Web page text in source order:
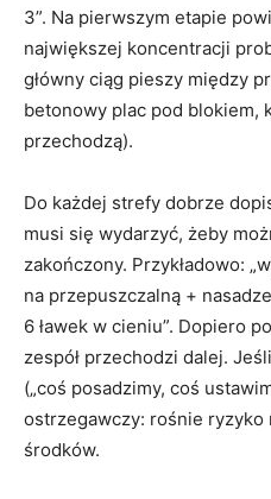
3”. Na pierwszym etapie
największej koncentracji
główny ciąg pieszy między
betonowy plac pod blokiem,
przechodzą).
Do każdej strefy dobrze
musi się wydarzyć, żeby
zakończony. Przykładowo:
na przepuszczalną +
6 ławek w cieniu”. Dopiero
zespół przechodzi dalej.
(„coś posadzimy, coś
ostrzegawczy: rośnie ryzyko
środków.